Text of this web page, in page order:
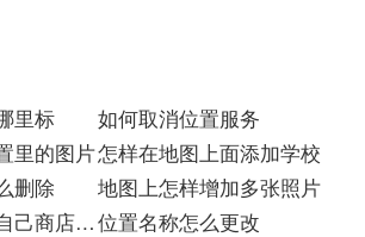
里标
如何取消位置服务
里的图片怎样在地图上面添加学校
删除
地图上怎样增加多张照片
己商店的位置名称怎么更改